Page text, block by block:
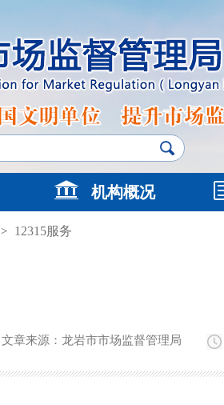
机构概况
> 12315服务
文章来源：龙岩市市场监督管理局